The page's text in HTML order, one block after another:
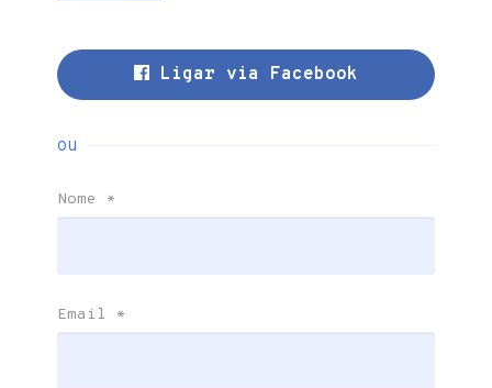
Ligar via Facebook
ou
Nome *
Email *